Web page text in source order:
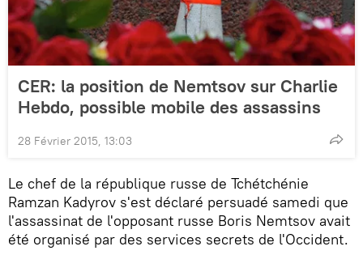
CER: la position de Nemtsov sur Charlie
Hebdo, possible mobile des assassins
28 Février 2015, 13:03
Le chef de la république russe de Tchétchénie
Ramzan Kadyrov s'est déclaré persuadé samedi que
l'assassinat de l'opposant russe Boris Nemtsov avait
été organisé par des services secrets de l'Occident.